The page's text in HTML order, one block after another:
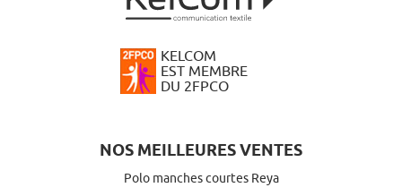
KELCOM
EST MEMBRE
DU 2FPCO
NOS MEILLEURES VENTES
Polo manches courtes Reya